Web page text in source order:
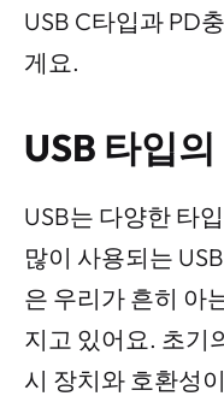
USB C타입과 PD
게요.
USB 타입
USB는 다양한 타
많이 사용되는
은 우리가 흔히 아
지고 있어요. 초기
시 장치와 호환성